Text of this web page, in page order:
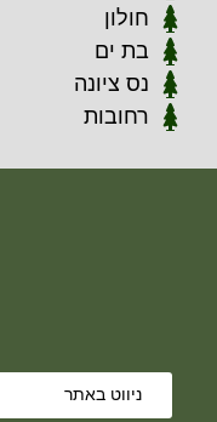
חולון
בת ים
נס ציונה
רחובות
ניווט באתר